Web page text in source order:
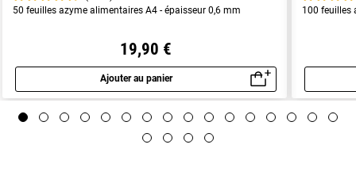
50 feuilles azyme alimentaires A4 - épaisseur 0,6 mm
19,90 €
Ajouter au panier
Aperçu rapide
100 feuilles